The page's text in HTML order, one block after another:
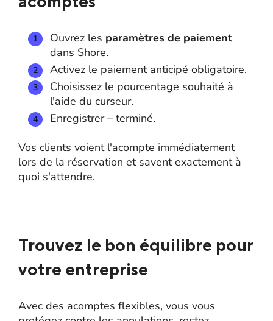
Ouvrez les paramètres de paiement
dans Shore.
Activez le paiement anticipé obligatoire.
Choisissez le pourcentage souhaité à
l'aide du curseur.
Enregistrer – terminé.
Vos clients voient l'acompte immédiatement
lors de la réservation et savent exactement à
quoi s'attendre.
Trouvez le bon équilibre pour
votre entreprise
Avec des acomptes flexibles, vous vous